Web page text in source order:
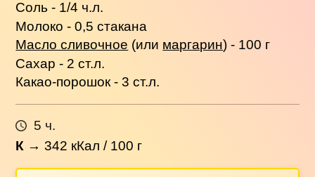
Соль - 1/4 ч.л.
Молоко - 0,5 стакана
Масло сливочное (или маргарин) - 100 г
Сахар - 2 ст.л.
Какао-порошок - 3 ст.л.
5 ч.
К →342 кКал / 100 г